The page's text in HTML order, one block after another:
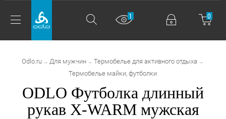
0
1
Odlo.ru → Для мужчин → Термобелье для активного отдыха →
Термобелье майки, футболки
ODLO Футболка длинный
рукав X-WARM мужская